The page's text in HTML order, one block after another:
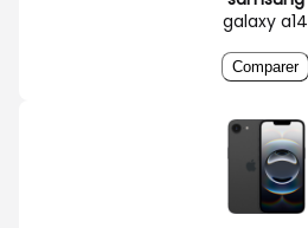
galaxy a14
Comparer